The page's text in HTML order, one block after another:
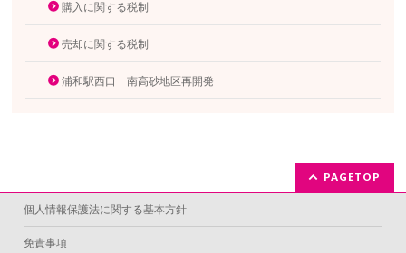
購入に関する税制
売却に関する税制
浦和駅西口 南高砂地区再開発
PAGETOP
個人情報保護法に関する基本方針
免責事項